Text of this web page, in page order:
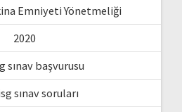
Emniyeti Yönetmeliği
2020
sınav başvurusu
sınav soruları